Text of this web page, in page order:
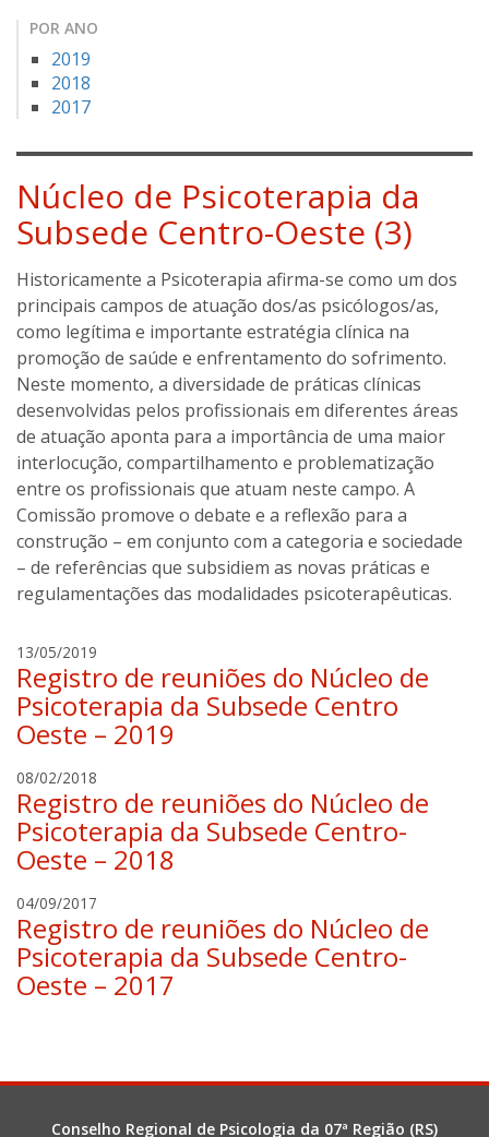
POR ANO
2019
2018
2017
Núcleo de Psicoterapia da
Subsede Centro-Oeste (3)
Historicamente a Psicoterapia afirma-se como um dos
principais campos de atuação dos/as psicólogos/as,
como legítima e importante estratégia clínica na
promoção de saúde e enfrentamento do sofrimento.
Neste momento, a diversidade de práticas clínicas
desenvolvidas pelos profissionais em diferentes áreas
de atuação aponta para a importância de uma maior
interlocução, compartilhamento e problematização
entre os profissionais que atuam neste campo. A
Comissão promove o debate e a reflexão para a
construção – em conjunto com a categoria e sociedade
– de referências que subsidiem as novas práticas e
regulamentações das modalidades psicoterapêuticas.
13/05/2019
a
b
r
i
o
c
o
e
a
Registro de reuniões do Núcleo de
Psicoterapia da Subsede Centro
Oeste – 2019
08/02/2018
l
v
a
g
a
s
t
Registro de reuniões do Núcleo de
Psicoterapia da Subsede Centro-
Oeste – 2018
04/09/2017
l
i
n
Registro de reuniões do Núcleo de
Psicoterapia da Subsede Centro-
Oeste – 2017
Conselho Regional de Psicologia da 07ª Região (RS)